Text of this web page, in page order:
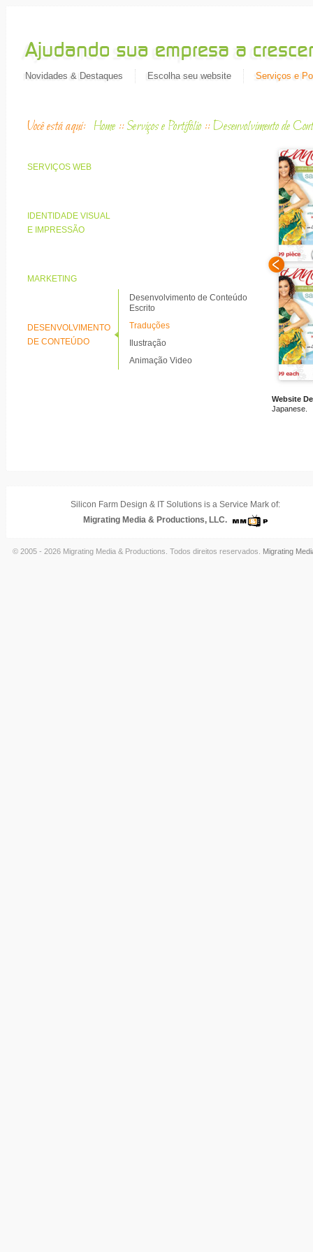
Novidades & Destaques Escolha seu website Serviços e
Você está aqui: Home ::Serviços e Portifólio :: Desenvolvimento de
SERVIÇOS WEB
IDENTIDADE VISUAL
E IMPRESSÃO
MARKETING
DESENVOLVIMENTO
DE CONTEÚDO
Desenvolvimento de Conteúdo
Escrito
Traduções
Ilustração
Animação Video
Website
Japanese.
Silicon Farm Design & IT Solutions is a Service Mark of:
Migrating Media & Productions, LLC.
© 2005 - 2026 Migrating Media & Productions. Todos direitos reservados. Migrating